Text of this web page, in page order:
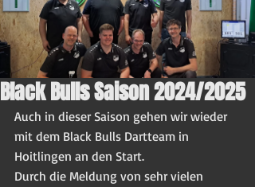
Black Bulls Saison 2024/2025
Auch in dieser Saison gehen wir wieder
mit dem Black Bulls Dartteam in
Hoitlingen an den Start.
Durch die Meldung von sehr vielen